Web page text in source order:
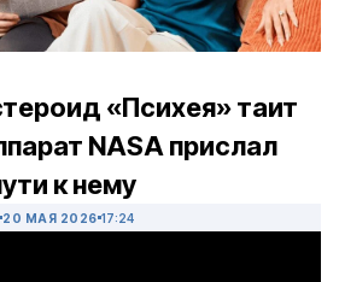
«Психея» таит
NASA прислал
к нему
20 МАЯ 2026 17:24